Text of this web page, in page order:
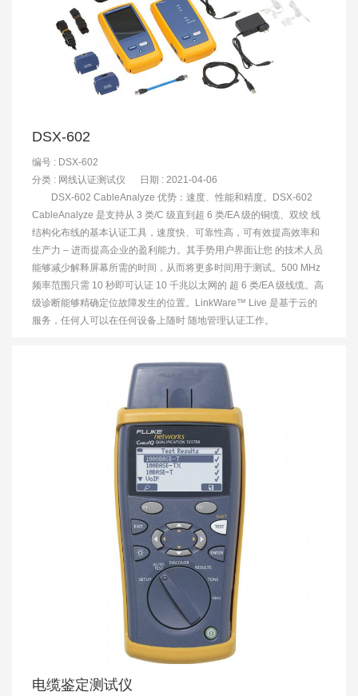
DSX-602
编号 : DSX-602
分类 : 网线认证测试仪 日期 : 2021-04-06
DSX-602 CableAnalyze 优势：速度、性能和精度。DSX-602
CableAnalyze 是支持从 3 类/C 级直到超 6 类/EA 级的铜缆、双绞 线
结构化布线的基本认证工具，速度快、可靠性高，可有效提高效率和
生产力 – 进而提高企业的盈利能力。其手势用户界面让您 的技术人员
能够减少解释屏幕所需的时间，从而将更多时间用于测试。500 MHz
频率范围只需 10 秒即可认证 10 千兆以太网的 超 6 类/EA 级线缆。高
级诊断能够精确定位故障发生的位置。LinkWare™ Live 是基于云的
服务，任何人可以在任何设备上随时 随地管理认证工作。
电缆鉴定测试仪